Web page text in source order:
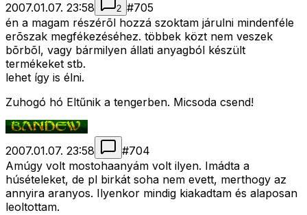
2007.01.07. 23:58 2 #705
én a magam részérõl hozzá szoktam járulni mindenféle
erõszak megfékezéséhez. többek közt nem veszek
bõrbõl, vagy bármilyen állati anyagból készült
termékeket stb.
lehet így is élni.
Zuhogó hó Eltűnik a tengerben. Micsoda csend!
2007.01.07. 23:58 #704
Amúgy volt mostohaanyám volt ilyen. Imádta a
húsételeket, de pl birkát soha nem evett, merthogy az
annyira aranyos. Ilyenkor mindig kiakadtam és alaposan
leoltottam.